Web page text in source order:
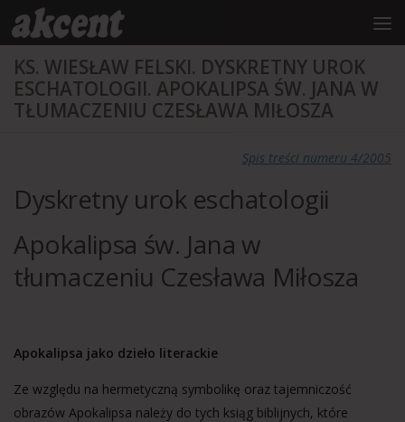
treści
Przejdź do treści
KS. WIESŁAW FELSKI. DYSKRETNY UROK
ESCHATOLOGII. APOKALIPSA ŚW. JANA W
TŁUMACZENIU CZESŁAWA MIŁOSZA
Spis treści numeru 4/2005
Dyskretny urok eschatologii
Apokalipsa św. Jana w
tłumaczeniu Czesława Miłosza
Apokalipsa jako dzieło literackie
Ze względu na hermetyczną symbolikę oraz tajemniczość
obrazów Apokalipsa należy do tych ksiąg biblijnych, które